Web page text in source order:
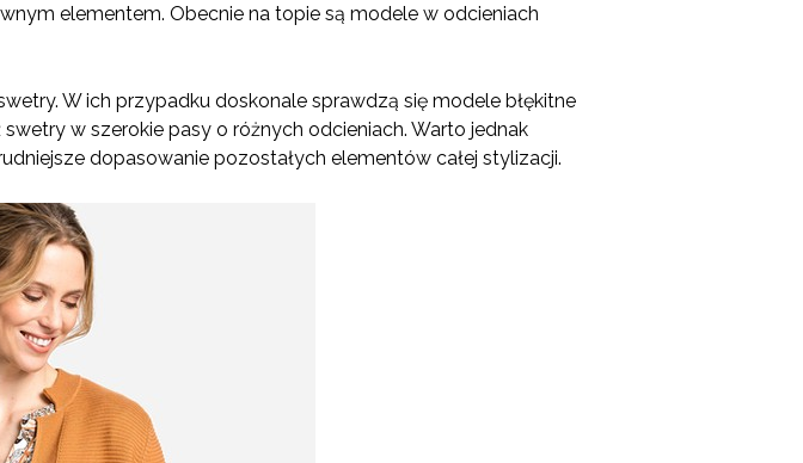
elementem. Obecnie na topie są modele w odcieniach
W ich przypadku doskonale sprawdzą się modele błękitne
w szerokie pasy o różnych odcieniach. Warto jednak
dopasowanie pozostałych elementów całej stylizacji.